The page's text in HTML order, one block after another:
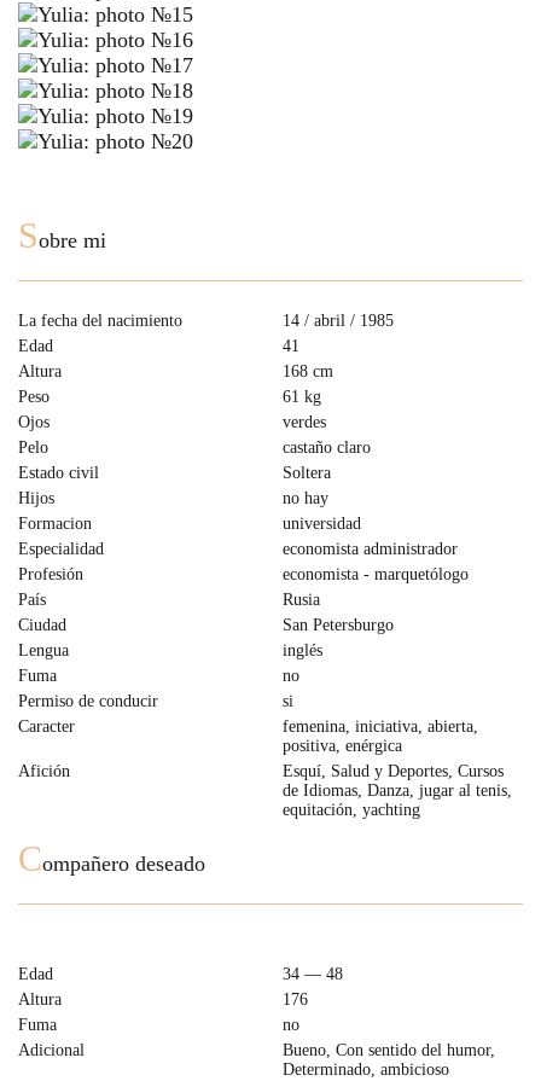
Sobre mi
La fecha del nacimiento
14 / abril / 1985
Edad
41
Altura
168 cm
Peso
61 kg
Ojos
verdes
Pelo
castaño claro
Estado civil
Soltera
Hijos
no hay
Formacion
universidad
Especialidad
economista administrador
Profesión
economista - marquetólogo
País
Rusia
Ciudad
San Petersburgo
Lengua
inglés
Fuma
no
Permiso de conducir
si
Caracter
femenina, iniciativa, abierta,
positiva, enérgica
Afición
Esquí, Salud y Deportes, Cursos
de Idiomas, Danza, jugar al tenis,
equitación, yachting
Compañero deseado
Edad
34 — 48
Altura
176
Fuma
no
Adicional
Bueno, Con sentido del humor,
Determinado, ambicioso